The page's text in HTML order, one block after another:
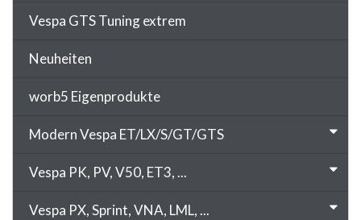
Vespa GTS Tuning extrem
Neuheiten
worb5 Eigenprodukte
Modern Vespa ET/LX/S/GT/GTS
Vespa PK, PV, V50, ET3, ...
Vespa PX, Sprint, VNA, LML, ...